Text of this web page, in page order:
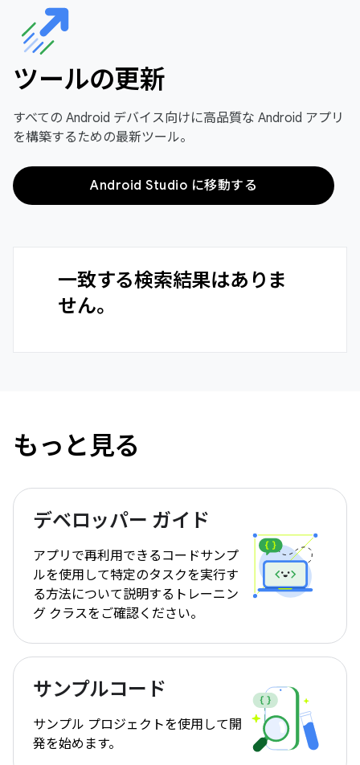
ツールの更新
すべての Android デバイス向けに高品質な Android アプリ
を構築するための最新ツール。
Android Studio に移動する
一致する検索結果はありま
せん。
もっと見る
デベロッパー ガイド
アプリで再利用できるコードサンプ
ルを使用して特定のタスクを実行す
る方法について説明するトレーニン
グ クラスをご確認ください。
サンプルコード
サンプル プロジェクトを使用して開
発を始めます。